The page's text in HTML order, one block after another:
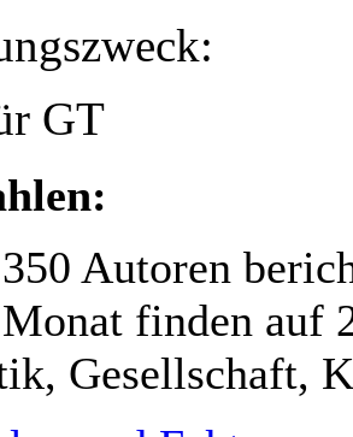
GT
Autoren
finden auf
Gesellschaft,